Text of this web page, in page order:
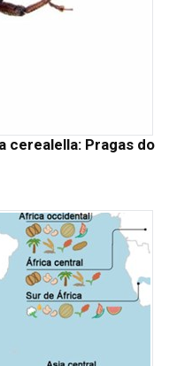
cerealella: Pragas do